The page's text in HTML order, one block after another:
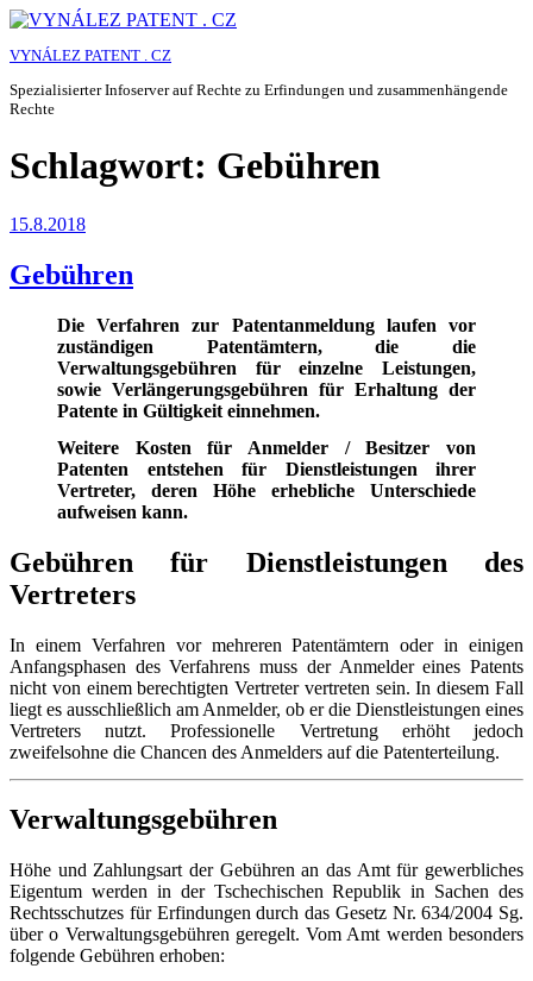
Zum
springen
VYNÁLEZ PATENT . CZ
Spezialisierter Infoserver auf Rechte zu Erfindungen und zusammenhängende
Rechte
Schlagwort: Gebühren
Veröffentlicht
15.8.2018
Gebühren
Die Verfahren zur Patentanmeldung laufen vor
zuständigen Patentämtern, die die
Verwaltungsgebühren für einzelne Leistungen,
sowie Verlängerungsgebühren für Erhaltung der
Patente in Gültigkeit einnehmen.
Weitere Kosten für Anmelder / Besitzer von
Patenten entstehen für Dienstleistungen ihrer
Vertreter, deren Höhe erhebliche Unterschiede
aufweisen kann.
Gebühren für Dienstleistungen des
Vertreters
In einem Verfahren vor mehreren Patentämtern oder in einigen
Anfangsphasen des Verfahrens muss der Anmelder eines Patents
nicht von einem berechtigten Vertreter vertreten sein. In diesem Fall
liegt es ausschließlich am Anmelder, ob er die Dienstleistungen eines
Vertreters nutzt. Professionelle Vertretung erhöht jedoch
zweifelsohne die Chancen des Anmelders auf die Patenterteilung.
Verwaltungsgebühren
Höhe und Zahlungsart der Gebühren an das Amt für gewerbliches
Eigentum werden in der Tschechischen Republik in Sachen des
Rechtsschutzes für Erfindungen durch das Gesetz Nr. 634/2004 Sg.
über o Verwaltungsgebühren geregelt. Vom Amt werden besonders
folgende Gebühren erhoben: